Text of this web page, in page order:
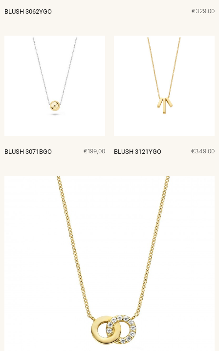
BLUSH 3062YGO €329,00
BLUSH 3071BGO €199,00 BLUSH 3121YGO €349,00